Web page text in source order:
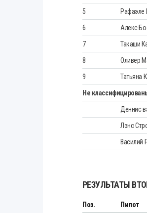
5 Рафаэле
6 Алекс
7 Такаши
8 Оливер
9 Татьяна
Не
Деннис
Лэнс
Василий
РЕЗУЛЬТАТЫ
Поз. Пилот